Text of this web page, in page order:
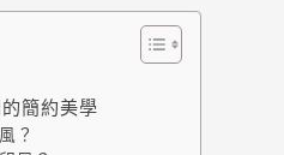
簡約美學
？